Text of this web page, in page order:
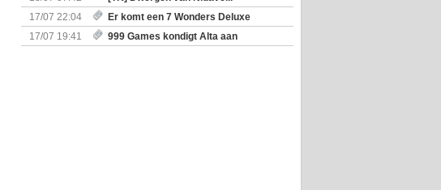
Sherlock Holmes Consulting Detective
17/07 22:04
Er komt een 7 Wonders Deluxe
Monsterbox
17/07 19:41 999 Games kondigt Alta aan